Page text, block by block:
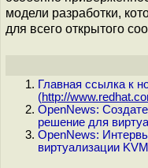
модели разработки,
для всего открытого
Главная ссылка к
(http://
OpenNews:
решение для
OpenNews:
виртуализации KVM